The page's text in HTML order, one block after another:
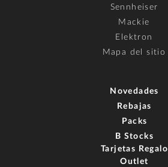
Sennheiser
Mackie
Elektron
Mapa del sitio
Novedades
Rebajas
Packs
B Stocks
Tarjetas Regalo
Outlet